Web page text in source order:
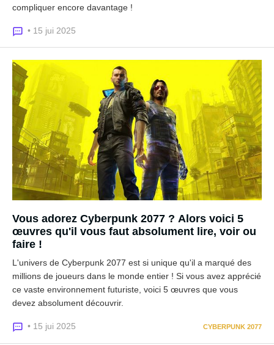
compliquer encore davantage !
• 15 jui 2025
Vous adorez Cyberpunk 2077 ? Alors voici 5
œuvres qu'il vous faut absolument lire, voir ou
faire !
L'univers de Cyberpunk 2077 est si unique qu'il a marqué des
millions de joueurs dans le monde entier ! Si vous avez apprécié
ce vaste environnement futuriste, voici 5 œuvres que vous
devez absolument découvrir.
• 15 jui 2025 CYBERPUNK 2077